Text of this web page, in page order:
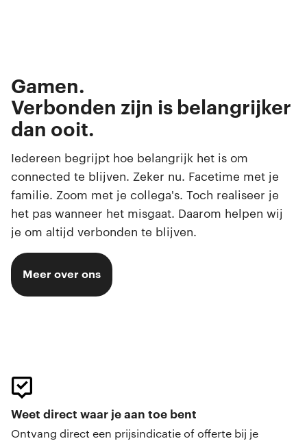
Gamen.
Browsen.
Swipen.
Selfies maken.
Verbonden zijn is belangrijker
dan ooit.
Iedereen begrijpt hoe belangrijk het is om
connected te blijven. Zeker nu. Facetime met je
familie. Zoom met je collega's. Toch realiseer je
het pas wanneer het misgaat. Daarom helpen wij
je om altijd verbonden te blijven.
Meer over ons
Weet direct waar je aan toe bent
Ontvang direct een prijsindicatie of offerte bij je